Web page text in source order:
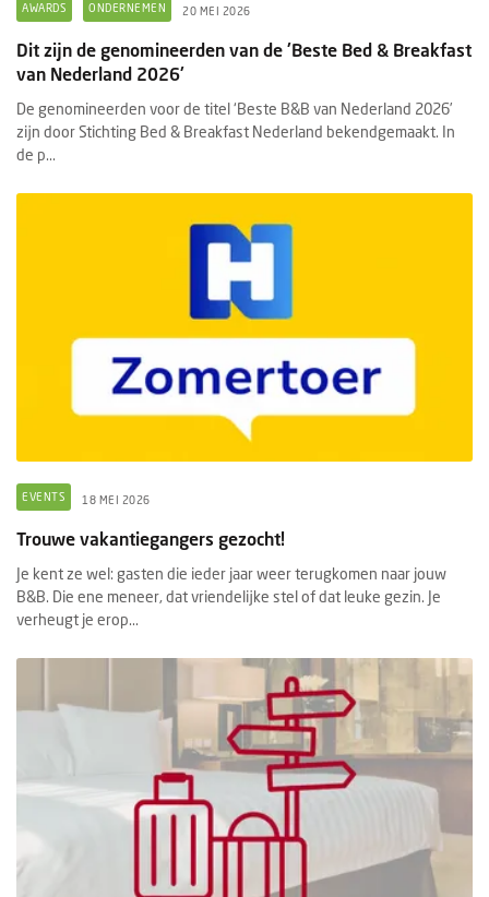
AWARDS ONDERNEMEN 20 MEI 2026
Dit zijn de genomineerden van de 'Beste Bed & Breakfast
van Nederland 2026'
De genomineerden voor de titel ‘Beste B&B van Nederland 2026’
zijn door Stichting Bed & Breakfast Nederland bekendgemaakt. In
de p...
EVENTS 18 MEI 2026
Trouwe vakantiegangers gezocht!
Je kent ze wel: gasten die ieder jaar weer terugkomen naar jouw
B&B. Die ene meneer, dat vriendelijke stel of dat leuke gezin. Je
verheugt je erop...